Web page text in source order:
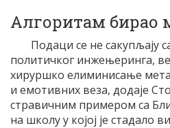
Алгоритам бирао
Подаци се не сакупљају
политичког инжењеринга,
хируршко елиминисање
и емотивних веза, додаје
стравичним примером са
на школу у којој је стадало